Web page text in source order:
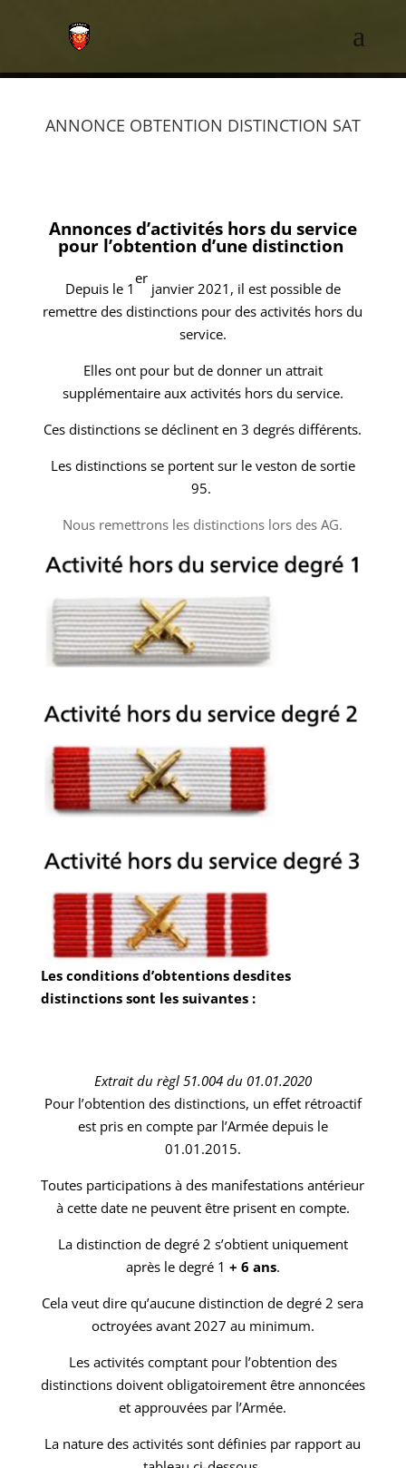
ANNONCE OBTENTION DISTINCTION SAT
Annonces d’activités hors du service
pour l’obtention d’une distinction
Depuis le 1
er
janvier 2021, il est possible de
remettre des distinctions pour des activités hors du
service.
Elles ont pour but de donner un attrait
supplémentaire aux activités hors du service.
Ces distinctions se déclinent en 3 degrés différents.
Les distinctions se portent sur le veston de sortie
95.
Nous remettrons les distinctions lors des AG.
Les conditions d’obtentions desdites
distinctions sont les suivantes :
Extrait du règl 51.004 du 01.01.2020
Pour l’obtention des distinctions, un effet rétroactif
est pris en compte par l’Armée depuis le
01.01.2015.
Toutes participations à des manifestations antérieur
à cette date ne peuvent être prisent en compte.
La distinction de degré 2 s’obtient uniquement
après le degré 1 + 6 ans.
Cela veut dire qu’aucune distinction de degré 2 sera
octroyées avant 2027 au minimum.
Les activités comptant pour l’obtention des
distinctions doivent obligatoirement être annoncées
et approuvées par l’Armée.
La nature des activités sont définies par rapport au